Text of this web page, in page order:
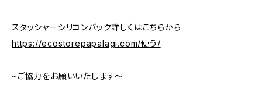
スタッシャーシリコンバック詳しくはこちらから
https://ecostorepapalagi.com/使う/
~ご協力をお願いいたします～